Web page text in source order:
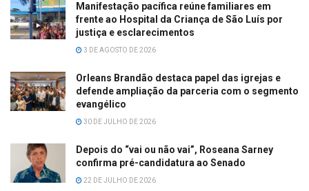
Manifestação pacífica reúne familiares em
frente ao Hospital da Criança de São Luís por
justiça e esclarecimentos
3 DE AGOSTO DE 2026
Orleans Brandão destaca papel das igrejas e
defende ampliação da parceria com o segmento
evangélico
30 DE JULHO DE 2026
Depois do “vai ou não vai”, Roseana Sarney
confirma pré-candidatura ao Senado
22 DE JULHO DE 2026